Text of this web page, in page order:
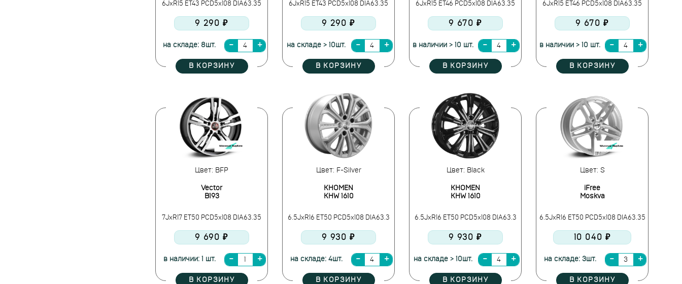
6JxR15 ET43 PCD5x108 DIA63.35
9 290 ₽
на складе: 8шт.
В КОРЗИНУ
6JxR15 ET43 PCD5x108 DIA63.35
9 290 ₽
на складе > 10шт.
В КОРЗИНУ
6JxR15 ET46 PCD5x108 DIA63.35
9 670 ₽
в наличии > 10 шт.
В КОРЗИНУ
6JxR15 ET46 PCD5x108 DIA63.35
9 670 ₽
в наличии > 10 шт.
В КОРЗИНУ
Цвет: BFP
Vector
B193
7JxR17 ET50 PCD5x108 DIA63.35
9 690 ₽
в наличии: 1 шт.
В КОРЗИНУ
Цвет: F-Silver
KHOMEN
KHW 1610
6.5JxR16 ET50 PCD5x108 DIA63.3
9 930 ₽
на складе: 4шт.
В КОРЗИНУ
Цвет: Black
KHOMEN
KHW 1610
6.5JxR16 ET50 PCD5x108 DIA63.3
9 930 ₽
на складе > 10шт.
В КОРЗИНУ
Цвет: S
iFree
Moskva
6.5JxR16 ET50 PCD5x108 DIA63.35
10 040 ₽
на складе: 3шт.
В КОРЗИНУ